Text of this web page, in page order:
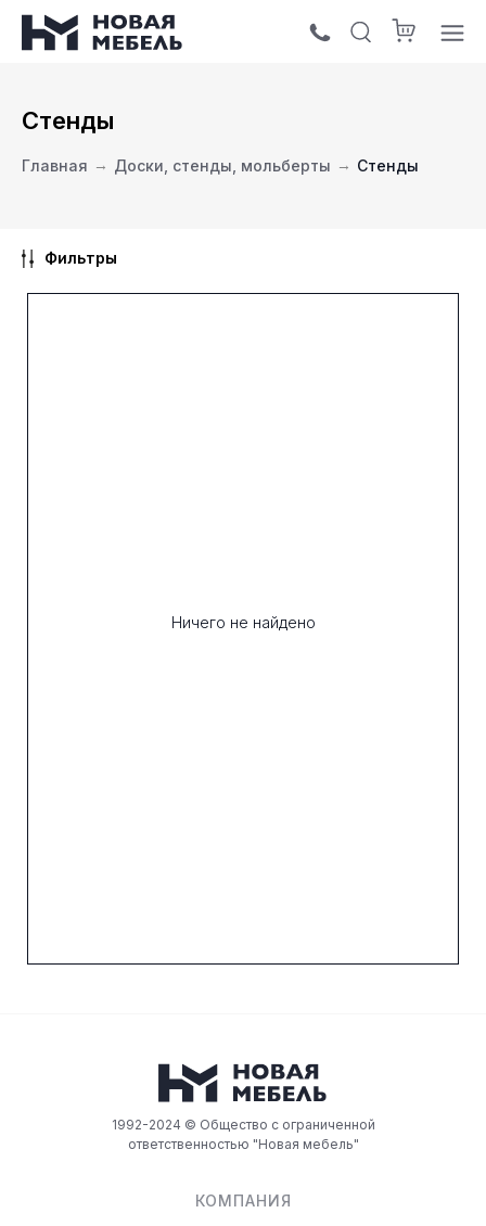
Стенды
Главная → Доски, стенды, мольберты → Стенды
Фильтры
Ничего не найдено
КОМПАНИЯ
1992-2024 © Общество с ограниченной
ответственностью "Новая мебель"